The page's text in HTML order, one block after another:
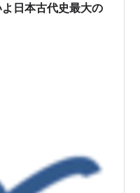
日本古代史最大の